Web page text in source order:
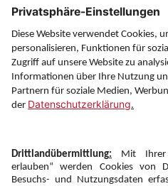
Service
Information
Folgen Sie uns auf
Newsletter: